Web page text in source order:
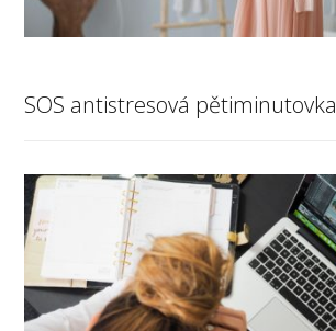
SOS antistresová pětiminutovka